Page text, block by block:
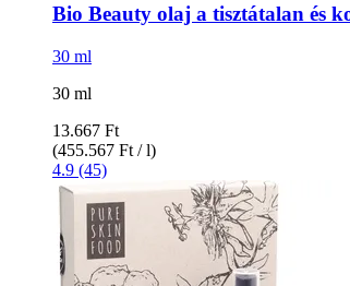
Bio Beauty olaj a tisztátalan és
30 ml
30 ml
13.667 Ft
(455.567 Ft / l)
4.9 (45)